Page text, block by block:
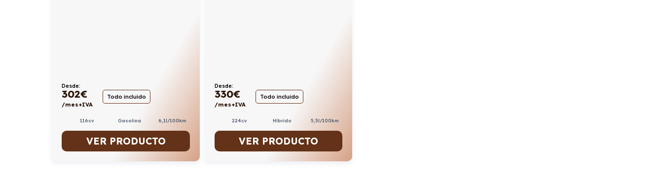
Desde:
302€
/mes+IVA
Todo incluido
116cv Gasolina 6,1l/100km
VER PRODUCTO
Desde:
330€
/mes+IVA
Todo incluido
224cv Híbrido 5,5l/100km
VER PRODUCTO